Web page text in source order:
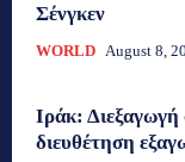
Σένγκεν
WORLD August 8,
Ιράκ: Διεξαγωγή
διευθέτηση